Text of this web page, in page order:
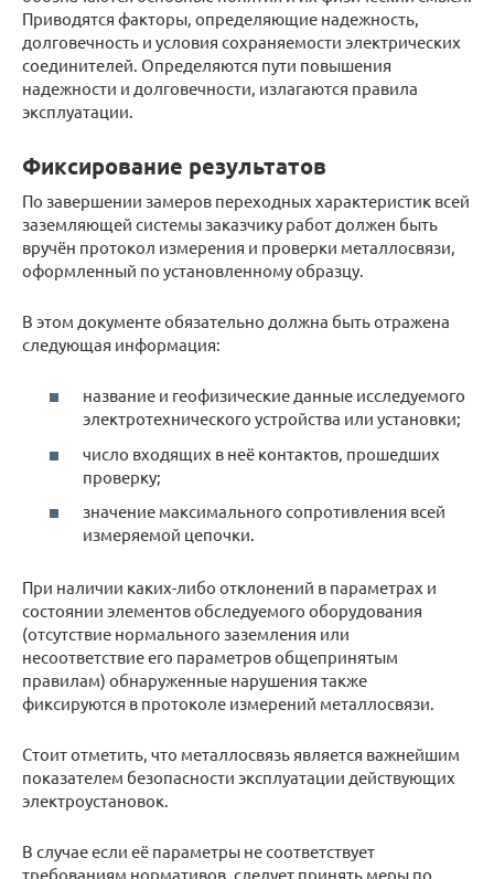
Приводятся факторы, определяющие надежность,
долговечность и условия сохраняемости электрических
соединителей. Определяются пути повышения
надежности и долговечности, излагаются правила
эксплуатации.
Фиксирование результатов
По завершении замеров переходных характеристик всей
заземляющей системы заказчику работ должен быть
вручён протокол измерения и проверки металлосвязи,
оформленный по установленному образцу.
В этом документе обязательно должна быть отражена
следующая информация:
название и геофизические данные исследуемого
электротехнического устройства или установки;
число входящих в неё контактов, прошедших
проверку;
значение максимального сопротивления всей
измеряемой цепочки.
При наличии каких-либо отклонений в параметрах и
состоянии элементов обследуемого оборудования
(отсутствие нормального заземления или
несоответствие его параметров общепринятым
правилам) обнаруженные нарушения также
фиксируются в протоколе измерений металлосвязи.
Стоит отметить, что металлосвязь является важнейшим
показателем безопасности эксплуатации действующих
электроустановок.
В случае если её параметры не соответствует
требованиям нормативов, следует принять меры по